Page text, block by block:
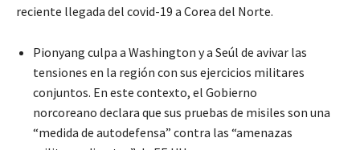
reciente llegada del covid-19 a Corea del Norte.
Pionyang culpa a Washington y a Seúl de avivar las
tensiones en la región con sus ejercicios militares
conjuntos. En este contexto, el Gobierno
norcoreano declara que sus pruebas de misiles son una
“medida de autodefensa” contra las “amenazas